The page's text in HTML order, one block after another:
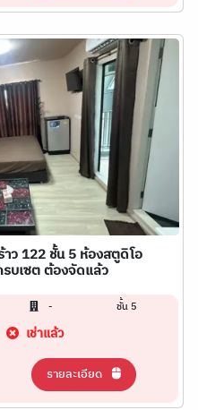
าว 122 ชั้น 5 ห้องสตูดิโอ
รบเซต ต้องจัดแล้ว
- ชั้น 5
เช่าแล้ว
รายละเอียด